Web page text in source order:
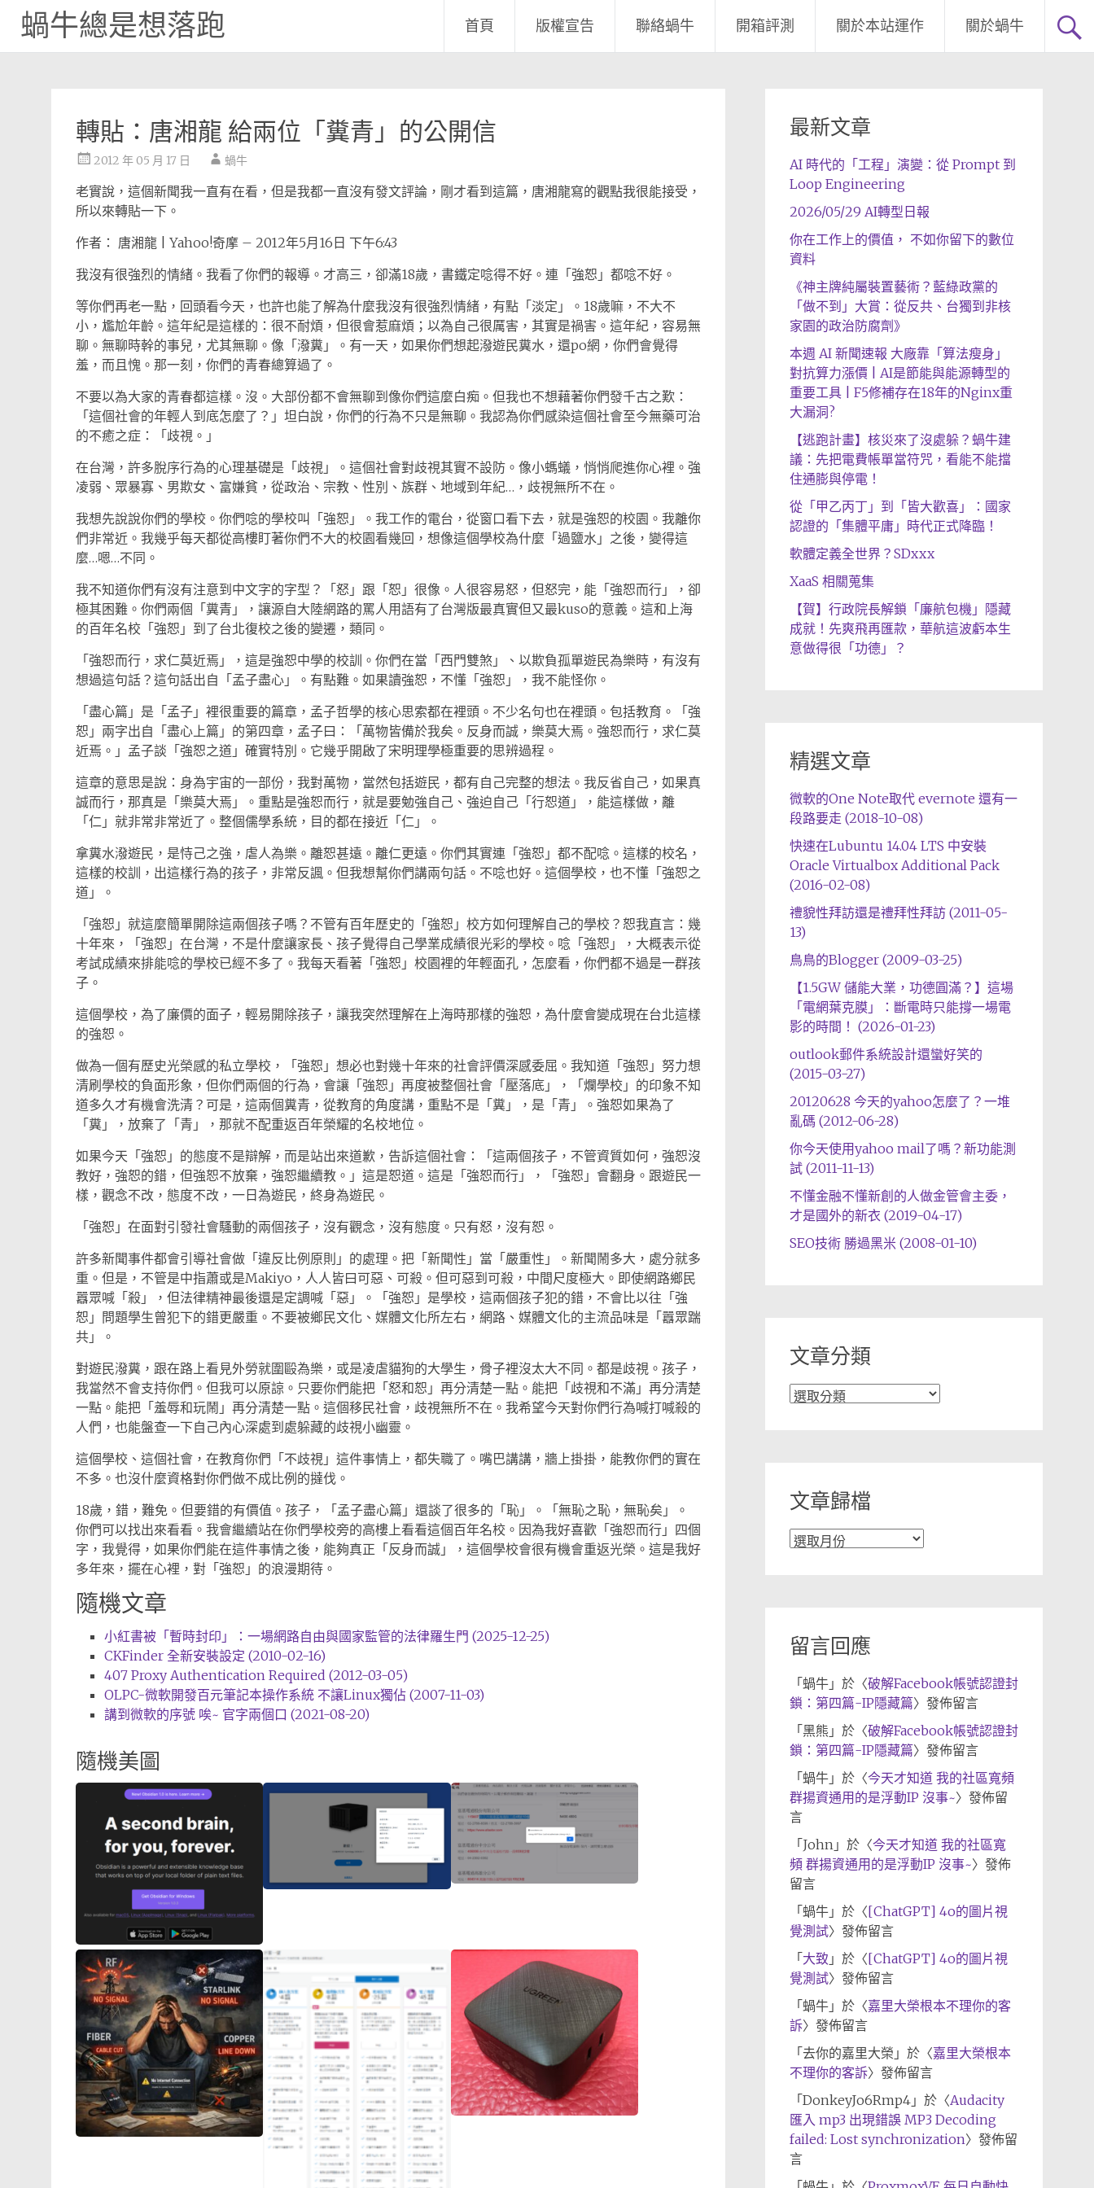
蝸牛總是想落跑 首頁 版權宣告 聯絡蝸牛 開箱評測 關於本站運作 關於蝸牛
轉貼：唐湘龍 給兩位「糞青」的公開信
2012 年 05 月 17 日 蝸牛
老實說，這個新聞我一直有在看，但是我都一直沒有發文評論，剛才看到這篇，唐湘龍寫的觀點我很能接受，
所以來轉貼一下。
作者： 唐湘龍 | Yahoo!奇摩 – 2012年5月16日 下午6:43
我沒有很強烈的情緒。我看了你們的報導。才高三，卻滿18歲，書鐵定唸得不好。連「強恕」都唸不好。
等你們再老一點，回頭看今天，也許也能了解為什麼我沒有很強烈情緒，有點「淡定」。18歲嘛，不大不
小，尷尬年齡。這年紀是這樣的：很不耐煩，但很會惹麻煩；以為自己很厲害，其實是禍害。這年紀，容易無
聊。無聊時幹的事兒，尤其無聊。像「潑糞」。有一天，如果你們想起潑遊民糞水，還po網，你們會覺得
羞，而且愧。那一刻，你們的青春總算過了。
不要以為大家的青春都這樣。沒。大部份都不會無聊到像你們這麼白痴。但我也不想藉著你們發千古之歎：
「這個社會的年輕人到底怎麼了？」坦白說，你們的行為不只是無聊。我認為你們感染這個社會至今無藥可治
的不癒之症：「歧視。」
在台灣，許多脫序行為的心理基礎是「歧視」。這個社會對歧視其實不設防。像小螞蟻，悄悄爬進你心裡。強
凌弱、眾暴寡、男欺女、富嫌貧，從政治、宗教、性別、族群、地域到年紀…，歧視無所不在。
我想先說說你們的學校。你們唸的學校叫「強恕」。我工作的電台，從窗口看下去，就是強恕的校園。我離你
們非常近。我幾乎每天都從高樓盯著你們不大的校園看幾回，想像這個學校為什麼「過鹽水」之後，變得這
麼…嗯…不同。
我不知道你們有沒有注意到中文字的字型？「怒」跟「恕」很像。人很容易怒，但怒完，能「強恕而行」，卻
極其困難。你們兩個「糞青」，讓源自大陸網路的罵人用語有了台灣版最真實但又最kuso的意義。這和上海
的百年名校「強恕」到了台北復校之後的變遷，類同。
「強恕而行，求仁莫近焉」，這是強恕中學的校訓。你們在當「西門雙煞」、以欺負孤單遊民為樂時，有沒有
想過這句話？這句話出自「孟子盡心」。有點難。如果讀強恕，不懂「強恕」，我不能怪你。
「盡心篇」是「孟子」裡很重要的篇章，孟子哲學的核心思索都在裡頭。不少名句也在裡頭。包括教育。「強
恕」兩字出自「盡心上篇」的第四章，孟子曰：「萬物皆備於我矣。反身而誠，樂莫大焉。強恕而行，求仁莫
近焉。」孟子談「強恕之道」確實特別。它幾乎開啟了宋明理學極重要的思辨過程。
這章的意思是說：身為宇宙的一部份，我對萬物，當然包括遊民，都有自己完整的想法。我反省自己，如果真
誠而行，那真是「樂莫大焉」。重點是強恕而行，就是要勉強自己、強迫自己「行恕道」，能這樣做，離
「仁」就非常非常近了。整個儒學系統，目的都在接近「仁」。
拿糞水潑遊民，是恃己之強，虐人為樂。離恕甚遠。離仁更遠。你們其實連「強恕」都不配唸。這樣的校名，
這樣的校訓，出這樣行為的孩子，非常反諷。但我想幫你們講兩句話。不唸也好。這個學校，也不懂「強恕之
道」。
「強恕」就這麼簡單開除這兩個孩子嗎？不管有百年歷史的「強恕」校方如何理解自己的學校？恕我直言：幾
十年來，「強恕」在台灣，不是什麼讓家長、孩子覺得自己學業成績很光彩的學校。唸「強恕」，大概表示從
考試成績來排能唸的學校已經不多了。我每天看著「強恕」校園裡的年輕面孔，怎麼看，你們都不過是一群孩
子。
這個學校，為了廉價的面子，輕易開除孩子，讓我突然理解在上海時那樣的強恕，為什麼會變成現在台北這樣
的強恕。
做為一個有歷史光榮感的私立學校，「強恕」想必也對幾十年來的社會評價深感委屈。我知道「強恕」努力想
清刷學校的負面形象，但你們兩個的行為，會讓「強恕」再度被整個社會「壓落底」，「爛學校」的印象不知
道多久才有機會洗清？可是，這兩個糞青，從教育的角度講，重點不是「糞」，是「青」。強恕如果為了
「糞」，放棄了「青」，那就不配重返百年榮耀的名校地位。
如果今天「強恕」的態度不是辯解，而是站出來道歉，告訴這個社會：「這兩個孩子，不管資質如何，強恕沒
教好，強恕的錯，但強恕不放棄，強恕繼續教。」這是恕道。這是「強恕而行」，「強恕」會翻身。跟遊民一
樣，觀念不改，態度不改，一日為遊民，終身為遊民。
「強恕」在面對引發社會騷動的兩個孩子，沒有觀念，沒有態度。只有怒，沒有恕。
許多新聞事件都會引導社會做「違反比例原則」的處理。把「新聞性」當「嚴重性」。新聞鬧多大，處分就多
重。但是，不管是中指蕭或是Makiyo，人人皆曰可惡、可殺。但可惡到可殺，中間尺度極大。即使網路鄉民
囂眾喊「殺」，但法律精神最後還是定調喊「惡」。「強恕」是學校，這兩個孩子犯的錯，不會比以往「強
恕」問題學生曾犯下的錯更嚴重。不要被鄉民文化、媒體文化所左右，網路、媒體文化的主流品味是「囂眾踹
共」。
對遊民潑糞，跟在路上看見外勞就圍毆為樂，或是凌虐貓狗的大學生，骨子裡沒太大不同。都是歧視。孩子，
我當然不會支持你們。但我可以原諒。只要你們能把「怒和恕」再分清楚一點。能把「歧視和不滿」再分清楚
一點。能把「羞辱和玩鬧」再分清楚一點。這個移民社會，歧視無所不在。我希望今天對你們行為喊打喊殺的
人們，也能盤查一下自己內心深處到處躲藏的歧視小幽靈。
這個學校、這個社會，在教育你們「不歧視」這件事情上，都失職了。嘴巴講講，牆上掛掛，能教你們的實在
不多。也沒什麼資格對你們做不成比例的撻伐。
18歲，錯，難免。但要錯的有價值。孩子，「孟子盡心篇」還談了很多的「恥」。「無恥之恥，無恥矣」。
你們可以找出來看看。我會繼續站在你們學校旁的高樓上看看這個百年名校。因為我好喜歡「強恕而行」四個
字，我覺得，如果你們能在這件事情之後，能夠真正「反身而誠」，這個學校會很有機會重返光榮。這是我好
多年來，擺在心裡，對「強恕」的浪漫期待。
隨機文章
小紅書被「暫時封印」：一場網路自由與國家監管的法律羅生門 (2025-12-25)
CKFinder 全新安裝設定 (2010-02-16)
407 Proxy Authentication Required (2012-03-05)
OLPC-微軟開發百元筆記本操作系統 不讓Linux獨佔 (2007-11-03)
講到微軟的序號 唉~ 官字兩個口 (2021-08-20)
隨機美圖
最新文章
AI 時代的「工程」演變：從 Prompt 到
Loop Engineering
2026/05/29 AI轉型日報
你在工作上的價值， 不如你留下的數位
資料
《神主牌純屬裝置藝術？藍綠政黨的
「做不到」大賞：從反共、台獨到非核
家園的政治防腐劑》
本週 AI 新聞速報 大廠靠「算法瘦身」
對抗算力漲價 | AI是節能與能源轉型的
重要工具 | F5修補存在18年的Nginx重
大漏洞?
【逃跑計畫】核災來了沒處躲？蝸牛建
議：先把電費帳單當符咒，看能不能擋
住通膨與停電！
從「甲乙丙丁」到「皆大歡喜」：國家
認證的「集體平庸」時代正式降臨！
軟體定義全世界？SDxxx
XaaS 相關蒐集
【賀】行政院長解鎖「廉航包機」隱藏
成就！先爽飛再匯款，華航這波虧本生
意做得很「功德」？
精選文章
微軟的One Note取代 evernote 還有一
段路要走 (2018-10-08)
快速在Lubuntu 14.04 LTS 中安裝
Oracle Virtualbox Additional Pack
(2016-02-08)
禮貌性拜訪還是禮拜性拜訪 (2011-05-
13)
鳥鳥的Blogger (2009-03-25)
【1.5GW 儲能大業，功德圓滿？】這場
「電網葉克膜」：斷電時只能撐一場電
影的時間！ (2026-01-23)
outlook郵件系統設計還蠻好笑的
(2015-03-27)
20120628 今天的yahoo怎麼了？一堆
亂碼 (2012-06-28)
你今天使用yahoo mail了嗎？新功能測
試 (2011-11-13)
不懂金融不懂新創的人做金管會主委，
才是國外的新衣 (2019-04-17)
SEO技術 勝過黑米 (2008-01-10)
文章分類
文
文章歸檔
文
留言回應
「 蝸牛」於〈破解Facebook帳號認證封
鎖：第四篇-IP隱藏篇〉發佈留言
「 黑熊 」於〈破解Facebook帳號認證封
鎖：第四篇-IP隱藏篇〉發佈留言
「 蝸牛」於〈今天才知道 我的社區寬頻
群揚資通用的是浮動IP 沒事~〉發佈留
言
「 John」於〈今天才知道 我的社區寬
頻 群揚資通用的是浮動IP 沒事~〉發佈
留言
「 蝸牛」於〈[ChatGPT] 4o的圖片視
覺測試〉發佈留言
「 大致 」於〈[ChatGPT] 4o的圖片視
覺測試〉發佈留言
「 蝸牛」於〈嘉里大榮根本不理你的客
訴〉發佈留言
「 去你的嘉里大榮 」於〈嘉里大榮根本
不理你的客訴〉發佈留言
「 DonkeyJo6Rmp4」於〈Audacity
匯入 mp3 出現錯誤 MP3 Decoding
failed: Lost synchronization〉發佈留
言